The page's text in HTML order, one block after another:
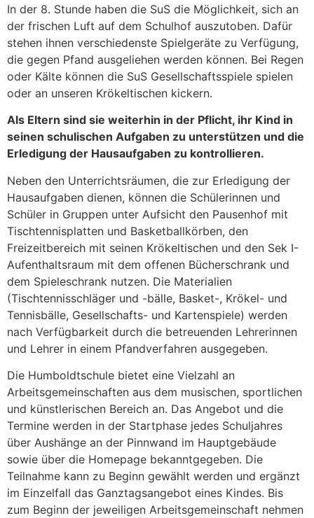
In der 8. Stunde haben die SuS die Möglichkeit, sich an
der frischen Luft auf dem Schulhof auszutoben. Dafür
stehen ihnen verschiedenste Spielgeräte zu Verfügung,
die gegen Pfand ausgeliehen werden können. Bei Regen
oder Kälte können die SuS Gesellschaftsspiele spielen
oder an unseren Krökeltischen kickern.
Als Eltern sind sie weiterhin in der Pflicht, ihr Kind in
seinen schulischen Aufgaben zu unterstützen und die
Erledigung der Hausaufgaben zu kontrollieren.
Neben den Unterrichtsräumen, die zur Erledigung der
Hausaufgaben dienen, können die Schülerinnen und
Schüler in Gruppen unter Aufsicht den Pausenhof mit
Tischtennisplatten und Basketballkörben, den
Freizeitbereich mit seinen Krökeltischen und den Sek I-
Aufenthaltsraum mit dem offenen Bücherschrank und
dem Spieleschrank nutzen. Die Materialien
(Tischtennisschläger und -bälle, Basket-, Krökel- und
Tennisbälle, Gesellschafts- und Kartenspiele) werden
nach Verfügbarkeit durch die betreuenden Lehrerinnen
und Lehrer in einem Pfandverfahren ausgegeben.
Die Humboldtschule bietet eine Vielzahl an
Arbeitsgemeinschaften aus dem musischen, sportlichen
und künstlerischen Bereich an. Das Angebot und die
Termine werden in der Startphase jedes Schuljahres
über Aushänge an der Pinnwand im Hauptgebäude
sowie über die Homepage bekanntgegeben. Die
Teilnahme kann zu Beginn gewählt werden und ergänzt
im Einzelfall das Ganztagsangebot eines Kindes. Bis
zum Beginn der jeweiligen Arbeitsgemeinschaft nehmen